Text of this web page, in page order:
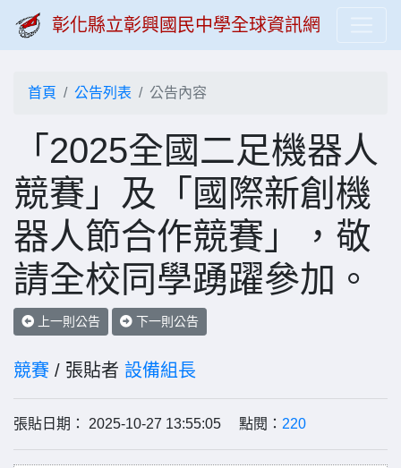
彰化縣立彰興國民中學全球資訊網
首頁 公告列表 公告內容
「2025全國二足機器人
競賽」及「國際新創機
器人節合作競賽」，敬
請全校同學踴躍參加。
上一則公告 下一則公告
競賽 / 張貼者 設備組長
張貼日期： 2025-10-27 13:55:05 點閱： 220